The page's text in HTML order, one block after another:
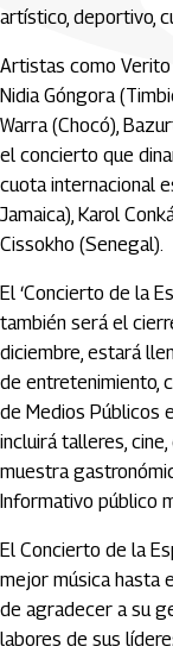
artístico, deportivo,
Artistas como Verito
Nidia Góngora
Warra (Chocó),
el concierto que
cuota internacional
Jamaica), Karol
Cissokho (Senegal).
El ‘Concierto de la
también será el
diciembre, estará
de entretenimiento,
de Medios Públicos
incluirá talleres,
muestra
Informativo público
El Concierto de la
mejor música hasta
de agradecer a su
labores de sus